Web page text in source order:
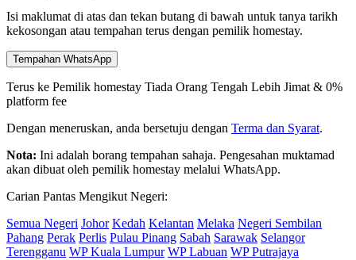
Isi maklumat di atas dan tekan butang di bawah untuk tanya tarikh
kekosongan atau tempahan terus dengan pemilik homestay.
Tempahan WhatsApp
Terus ke Pemilik homestay Tiada Orang Tengah Lebih Jimat & 0%
platform fee
Dengan meneruskan, anda bersetuju dengan Terma dan Syarat.
Nota: Ini adalah borang tempahan sahaja. Pengesahan muktamad
akan dibuat oleh pemilik homestay melalui WhatsApp.
Carian Pantas Mengikut Negeri:
Semua Negeri Johor Kedah Kelantan Melaka Negeri Sembilan
Pahang Perak Perlis Pulau Pinang Sabah Sarawak Selangor
Terengganu WP Kuala Lumpur WP Labuan WP Putrajaya